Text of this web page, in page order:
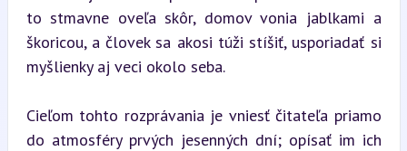
to stmavne oveľa skôr, domov vonia jablkami a
škoricou, a človek sa akosi túži stíšiť, usporiadať si
myšlienky aj veci okolo seba.
Cieľom tohto rozprávania je vniesť čitateľa priamo
do atmosféry prvých jesenných dní; opísať im ich